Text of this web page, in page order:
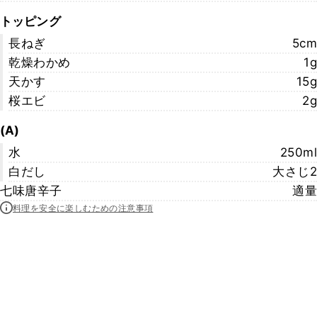
トッピング
長ねぎ
5cm
乾燥わかめ
1g
天かす
15g
桜エビ
2g
(A)
水
250ml
白だし
大さじ2
七味唐辛子
適量
料理を安全に楽しむための注意事項